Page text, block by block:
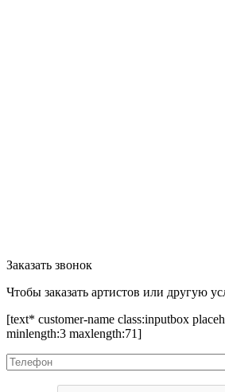
Заказать звонок
Чтобы заказать артистов или другую
[text* customer-name class:inputbox
minlength:3 maxlength:71]